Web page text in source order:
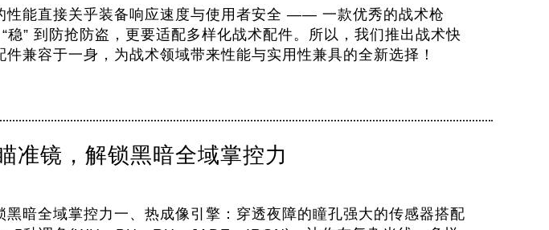
性能直接关乎装备响应速度与使用者安全 —— 一款优秀的战术枪
稳” 到防抢防盗，更要适配多样化战术配件。所以，我们推出战术快
兼容于一身，为战术领域带来性能与实用性兼具的全新选择！
准镜，解锁黑暗全域掌控力
暗全域掌控力一、热成像引擎：穿透夜障的瞳孔强大的传感器搭配